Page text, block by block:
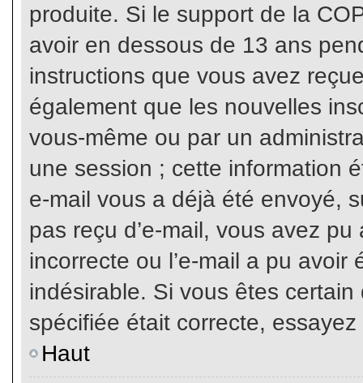
produite. Si le support de la
avoir en dessous de 13 ans
instructions que vous avez
également que les nouvelles
vous-même ou par un
une session ; cette information
e-mail vous a déjà été envoyé,
pas reçu d’e-mail, vous avez
incorrecte ou l’e-mail a pu
indésirable. Si vous êtes
spécifiée était correcte,
Haut